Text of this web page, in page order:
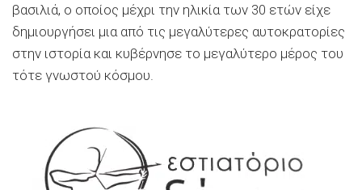
βασιλιά, ο οποίος μέχρι την ηλικία των 30 ετών είχε
δημιουργήσει μια από τις μεγαλύτερες αυτοκρατορίες
στην ιστορία και κυβέρνησε το μεγαλύτερο μέρος του
τότε γνωστού κόσμου.